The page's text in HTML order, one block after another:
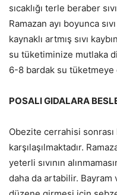
sıcaklığı terle beraber
Ramazan ayı boyunca
kaynaklı artmış sıvı
su tüketiminize mutlaka
6-8 bardak su
POSALI GIDALARA
Obezite cerrahisi sonrası
karşılaşılmaktadır.
yeterli sıvının
daha da artabilir.